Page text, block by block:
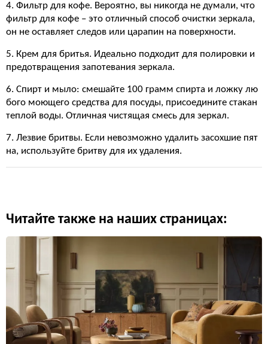
4. Фильтр для кофе. Вероятно, вы никогда не думали, что
фильтр для кофе – это отличный способ очистки зеркала,
он не оставляет следов или царапин на поверхности.
5. Крем для бритья. Идеально подходит для полировки и
предотвращения запотевания зеркала.
6. Спирт и мыло: смешайте 100 грамм спирта и ложку лю
бого моющего средства для посуды, присоедините стакан
теплой воды. Отличная чистящая смесь для зеркал.
7. Лезвие бритвы. Если невозможно удалить засохшие пят
на, используйте бритву для их удаления.
Читайте также на наших страницах: